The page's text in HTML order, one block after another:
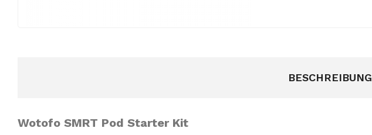
BESCHREIBUNG
Wotofo SMRT Pod Starter Kit